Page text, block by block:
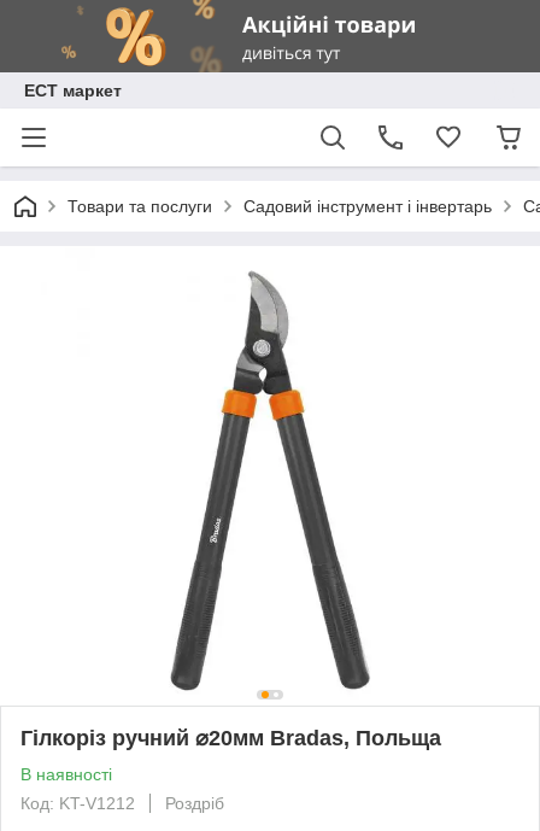
ЕСТ маркет
Товари та послуги Садовий інструмент і інвертарь
Гілкоріз ручний ⌀20мм Bradas, Польща
В наявності
Код: KT-V1212
Роздріб